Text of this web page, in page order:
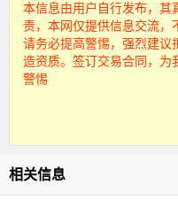
本信息由用户自行发布，其
责，本网仅提供信息交流，
请务必提高警惕，强烈建议
造资质。签订交易合同，为
警惕
相关信息